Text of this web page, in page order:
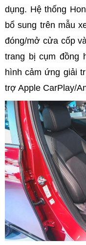
dụng. Hệ thống
bổ sung trên mẫu
đóng/mở cửa cốp
trang bị cụm đồng
hình cảm ứng giải
trợ Apple CarPlay/